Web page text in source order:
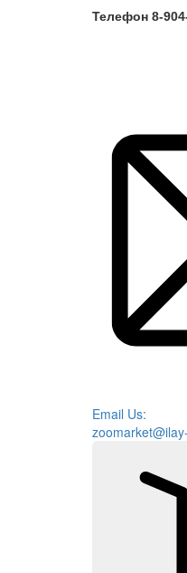
Телефон 8-
Email Us: